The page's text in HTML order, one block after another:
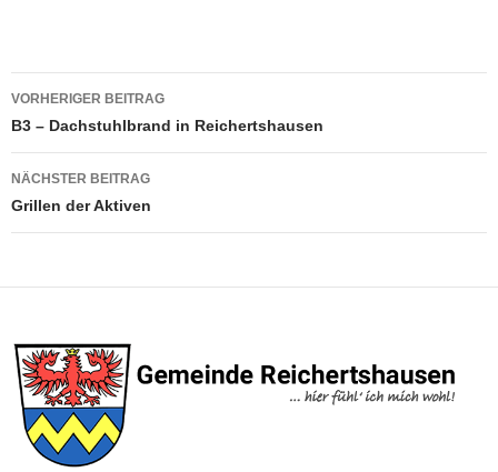
Beitragsnavigation
VORHERIGER BEITRAG
B3 – Dachstuhlbrand in Reichertshausen
NÄCHSTER BEITRAG
Grillen der Aktiven